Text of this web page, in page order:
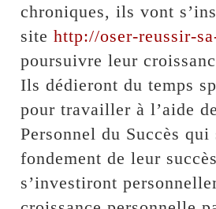
chroniques, ils vont
sitehttp://oser-reussir-
poursuivre leur
Ils dédieront du temps
pour travailler à l’aide
Personnel du Succès qui
fondement de leur
s’investiront